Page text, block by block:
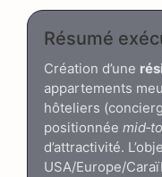
Résumé
Création d’une
appartements
hôteliers
positionnée
d’attractivité.
USA/Europe/